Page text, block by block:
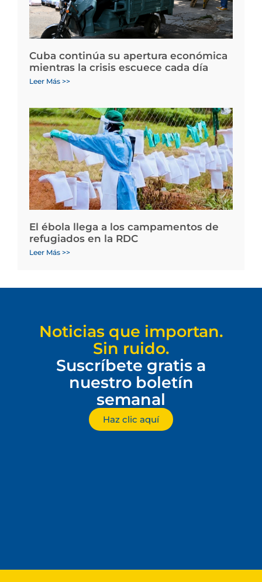
Cuba continúa su apertura económica
mientras la crisis escuece cada día
Leer Más >>
El ébola llega a los campamentos de
refugiados en la RDC
Leer Más >>
Noticias que importan.
Sin ruido.
Suscríbete gratis a
nuestro boletín
semanal
Haz clic aquí